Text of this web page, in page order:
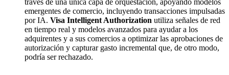
emergentes de comercio, incluyendo transacciones impulsadas
por IA. Visa Intelligent Authorization utiliza señales de red
en tiempo real y modelos avanzados para ayudar a los
adquirentes y a sus comercios a optimizar las aprobaciones de
autorización y capturar gasto incremental que, de otro modo,
podría ser rechazado.